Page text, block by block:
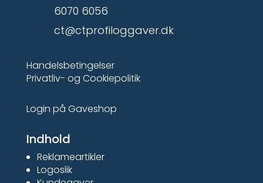
6070 6056
ct@ctprofiloggaver.dk
Handelsbetingelser
Privatliv- og Cookiepolitik
Login på Gaveshop
Indhold
Reklameartikler
Logoslik